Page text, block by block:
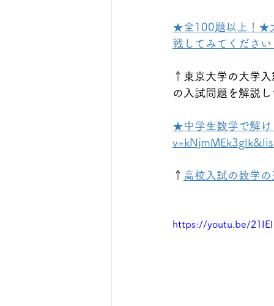
★全100題以上！★
戦してみてくださ
↑東京大学の大学
の入試問題を解説
★中学生数学で解
↑ 高校入試の数学
https://youtu.be/